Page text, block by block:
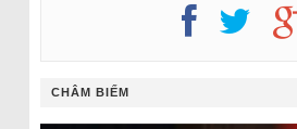
CHÂM BIẾM